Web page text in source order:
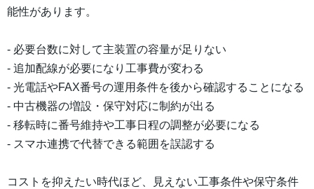
能性があります。
- 必要台数に対して主装置の容量が足りない
- 追加配線が必要になり工事費が変わる
- 光電話やFAX番号の運用条件を後から確認することになる
- 中古機器の増設・保守対応に制約が出る
- 移転時に番号維持や工事日程の調整が必要になる
- スマホ連携で代替できる範囲を誤認する
コストを抑えたい時代ほど、見えない工事条件や保守条件